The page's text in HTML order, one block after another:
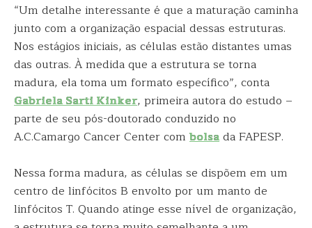
“Um detalhe interessante é que a maturação caminha
junto com a organização espacial dessas estruturas.
Nos estágios iniciais, as células estão distantes umas
das outras. À medida que a estrutura se torna
madura, ela toma um formato específico”, conta
Gabriela Sarti Kinker, primeira autora do estudo –
parte de seu pós-doutorado conduzido no
A.C.Camargo Cancer Center com bolsada FAPESP.
Nessa forma madura, as células se dispõem em um
centro de linfócitos B envolto por um manto de
linfócitos T. Quando atinge esse nível de organização,